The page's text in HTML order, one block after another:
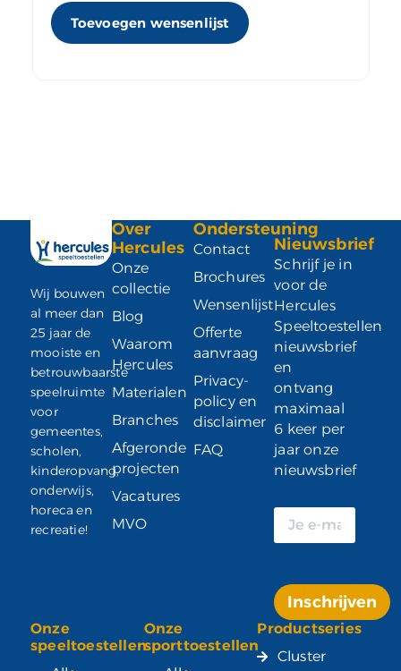
Toevoegen wensenlijst
Wij bouwen
al meer dan
25 jaar de
mooiste en
betrouwbaarste
speelruimte
voor
gemeentes,
scholen,
kinderopvang,
onderwijs,
horeca en
recreatie!
Over
Hercules
Onze
collectie
Blog
Waarom
Hercules
Materialen
Branches
Afgeronde
projecten
Vacatures
MVO
Ondersteuning
Contact
Brochures
Wensenlijst
Offerte
aanvraag
Privacy-
policy en
disclaimer
FAQ
Nieuwsbrief
Schrijf je in
voor de
Hercules
Speeltoestellen
nieuwsbrief
en
ontvang
maximaal
6 keer per
jaar onze
nieuwsbrief
Inschrijven
Alternative:
Onze
speeltoestellen
Onze
sporttoestellen
Productseries
Cluster